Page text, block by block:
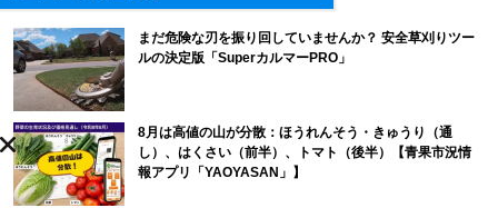
まだ危険な刃を振り回していませんか？ 安全草刈りツー
ルの決定版「SuperカルマーPRO」
8月は高値の山が分散：ほうれんそう・きゅうり（通
し）、はくさい（前半）、トマト（後半）【青果市況情
報アプリ「YAOYASAN」】